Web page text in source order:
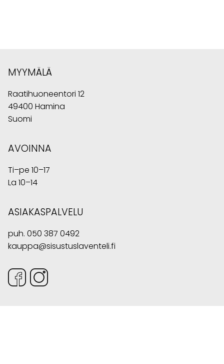
MYYMÄLÄ
Raatihuoneentori 12
49400 Hamina
Suomi
AVOINNA
Ti–pe 10–17
La 10–14
ASIAKASPALVELU
puh. 050 387 0492
kauppa@sisustuslaventeli.fi